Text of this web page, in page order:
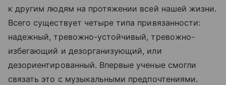
к другим людям на протяжении всей нашей жизни.
Всего существует четыре типа привязанности:
надежный, тревожно-устойчивый, тревожно-
избегающий и дезорганизующий, или
дезориентированный. Впервые ученые смогли
связать это с музыкальными предпочтениями.